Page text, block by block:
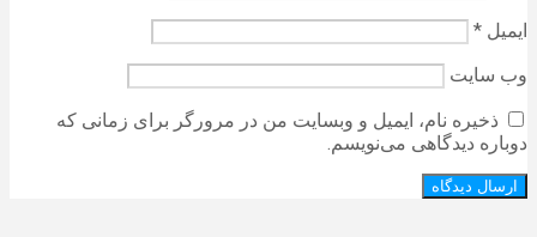
ایمیل *
وب‌ سایت
ذخیره نام، ایمیل و وبسایت من در مرورگر برای زمانی که
دوباره دیدگاهی می‌نویسم.